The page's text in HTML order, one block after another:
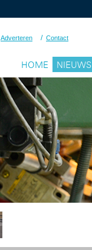
Adverteren / Contact
HOME NIEUWS